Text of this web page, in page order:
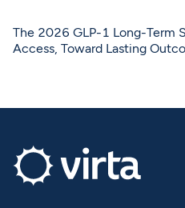
The 2026 GLP-1 Long-Term
Access, Toward Lasting